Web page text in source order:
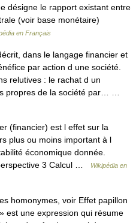
désigne le rapport existant entre
(voir base monétaire)
en Français
dans le langage financier et
par action d une société.
relutives : le rachat d un
propres de la société par… …
(financier) est l effet sur la
plus ou moins important à l
économique donnée.
3 Calcul …
Wikipédia en
homonymes, voir Effet papillon
est une expression qui résume